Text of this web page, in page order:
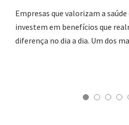
Empresas que valorizam a
investem em benefícios que
diferença no dia a dia. Um dos